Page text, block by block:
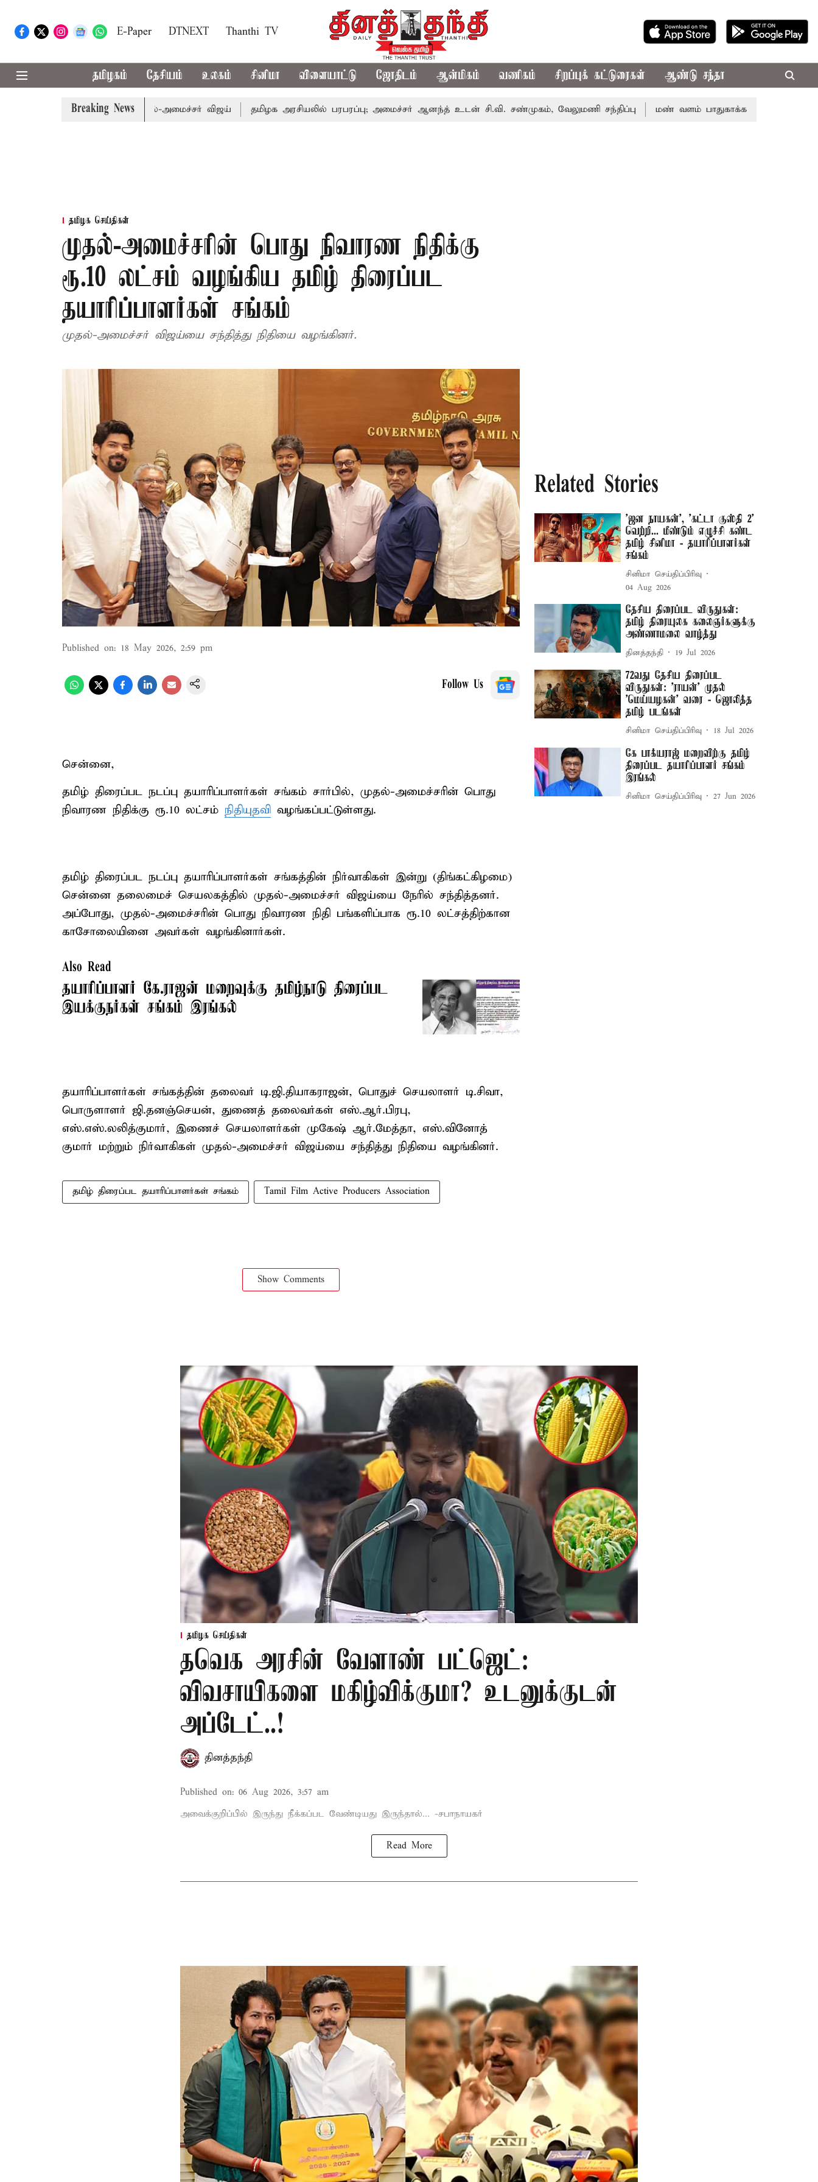
E-Paper DTNEXT Thanthi TV
தமிழகம் தேசியம் உலகம் சினிமா விளையாட்டு ஜோதிடம் ஆன்மிகம் வணிகம் சிறப்புக் கட்டுரைகள் ஆண்டு சந்தா
Breaking News
வேளாண் பட்ஜெட்: முதல்-அமைச்சர் விஜய் தமிழக அரசியலில் பரபரப்பு; அமைச்சர் ஆனந்த் உடன் சி.வி. சண்முகம், வேலுமணி சந்திப்பு மண் வளம் பாதுகாக்க ரசாயன உரம்
தமிழக செய்திகள்
முதல்-அமைச்சரின் பொது நிவாரண நிதிக்கு
ரூ.10 லட்சம் வழங்கிய தமிழ் திரைப்பட
தயாரிப்பாளர்கள் சங்கம்
முதல்-அமைச்சர் விஜய்யை சந்தித்து நிதியை வழங்கினர்.
Published on: 18 May 2026, 2:59 pm
Follow Us
சென்னை,
தமிழ் திரைப்பட நடப்பு தயாரிப்பாளர்கள் சங்கம் சார்பில், முதல்-அமைச்சரின் பொது
நிவாரண நிதிக்கு ரூ.10 லட்சம் நிதியுதவி வழங்கப்பட்டுள்ளது.
தமிழ் திரைப்பட நடப்பு தயாரிப்பாளர்கள் சங்கத்தின் நிர்வாகிகள் இன்று (திங்கட்கிழமை)
சென்னை தலைமைச் செயலகத்தில் முதல்-அமைச்சர் விஜய்யை நேரில் சந்தித்தனர்.
அப்போது, முதல்-அமைச்சரின் பொது நிவாரண நிதி பங்களிப்பாக ரூ.10 லட்சத்திற்கான
காசோலையினை அவர்கள் வழங்கினார்கள்.
Also Read
தயாரிப்பாளர் கே.ராஜன் மறைவுக்கு தமிழ்நாடு திரைப்பட
இயக்குநர்கள் சங்கம் இரங்கல்
தயாரிப்பாளர்கள் சங்கத்தின் தலைவர் டி.ஜி.தியாகராஜன், பொதுச் செயலாளர் டி.சிவா,
பொருளாளர் ஜி.தனஞ்செயன், துணைத் தலைவர்கள் எஸ்.ஆர்.பிரபு,
எஸ்.எஸ்.லலித்குமார், இணைச் செயலாளர்கள் முகேஷ் ஆர்.மேத்தா, எஸ்.வினோத்
குமார் மற்றும் நிர்வாகிகள் முதல்-அமைச்சர் விஜய்யை சந்தித்து நிதியை வழங்கினர்.
தமிழ் திரைப்பட தயாரிப்பாளர்கள் சங்கம் Tamil Film Active Producers Association
Show Comments
Related Stories
'ஜன நாயகன்', 'கட்டா குஸ்தி 2'
வெற்றி... மீண்டும் எழுச்சி கண்ட
தமிழ் சினிமா - தயாரிப்பாளர்கள்
சங்கம்
சினிமா செய்திப்பிரிவு
04 Aug 2026
தேசிய திரைப்பட விருதுகள்:
தமிழ் திரையுலக கலைஞர்களுக்கு
அண்ணாமலை வாழ்த்து
தினத்தந்தி 19 Jul 2026
72வது தேசிய திரைப்பட
விருதுகள்: 'ராயன்' முதல்
'மெய்யழகன்' வரை - ஜொலித்த
தமிழ் படங்கள்
சினிமா செய்திப்பிரிவு 18 Jul 2026
கே பாக்யராஜ் மறைவிற்கு தமிழ்
திரைப்பட தயாரிப்பாளர் சங்கம்
இரங்கல்
சினிமா செய்திப்பிரிவு 27 Jun 2026
தமிழக செய்திகள்
தவெக அரசின் வேளாண் பட்ஜெட்:
விவசாயிகளை மகிழ்விக்குமா? உடனுக்குடன்
அப்டேட்..!
தினத்தந்தி
Published on: 06 Aug 2026, 3:57 am
அவைக்குறிப்பில் இருந்து நீக்கப்பட வேண்டியது இருந்தால்... -சபாநாயகர்
Read More